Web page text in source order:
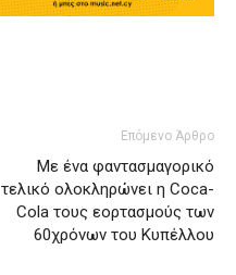
Επόμενο Άρθρο
Με ένα φαντασμαγορικό
τελικό ολοκληρώνει η Coca-
Cola τους εορτασμούς των
60χρόνων του Κυπέλλου